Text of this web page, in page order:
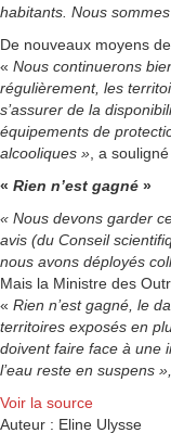
habitants. Nous
De nouveaux moyens
« Nous continuerons
régulièrement, les
s’assurer de la
équipements de
alcooliques » , a
« Rien n’est gagné »
« Nous devons garder
avis (du Conseil
nous avons déployés
Mais la Ministre des
« Rien n’est gagné, le
territoires exposés en
doivent faire face à une
l’eau reste en suspens »,
Voir la source
Auteur : Eline Ulysse